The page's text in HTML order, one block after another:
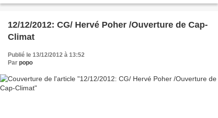
12/12/2012: CG/ Hervé Poher /Ouverture de Cap-
Climat
Publié le 13/12/2012 à 13:52
Par popo